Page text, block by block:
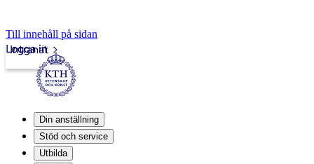
Till innehåll på sidan
Intranät
Logga in
Din anställning
Stöd och service
Utbilda